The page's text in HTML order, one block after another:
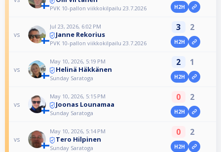
PVK 10-pallon viikkokilpailu 23.7.2026 H2H
vs
Jul 23, 2026, 6:02 PM
Janne Rekorius
PVK 10-pallon viikkokilpailu 23.7.2026
3 2
H2H
vs
May 10, 2026, 5:19 PM
Helinä Häkkänen
Sunday Saratoga
2 1
H2H
vs
May 10, 2026, 5:15 PM
Joonas Lounamaa
Sunday Saratoga
0 2
H2H
vs
May 10, 2026, 5:14 PM
Tero Hilpinen
Sunday Saratoga
0 2
H2H